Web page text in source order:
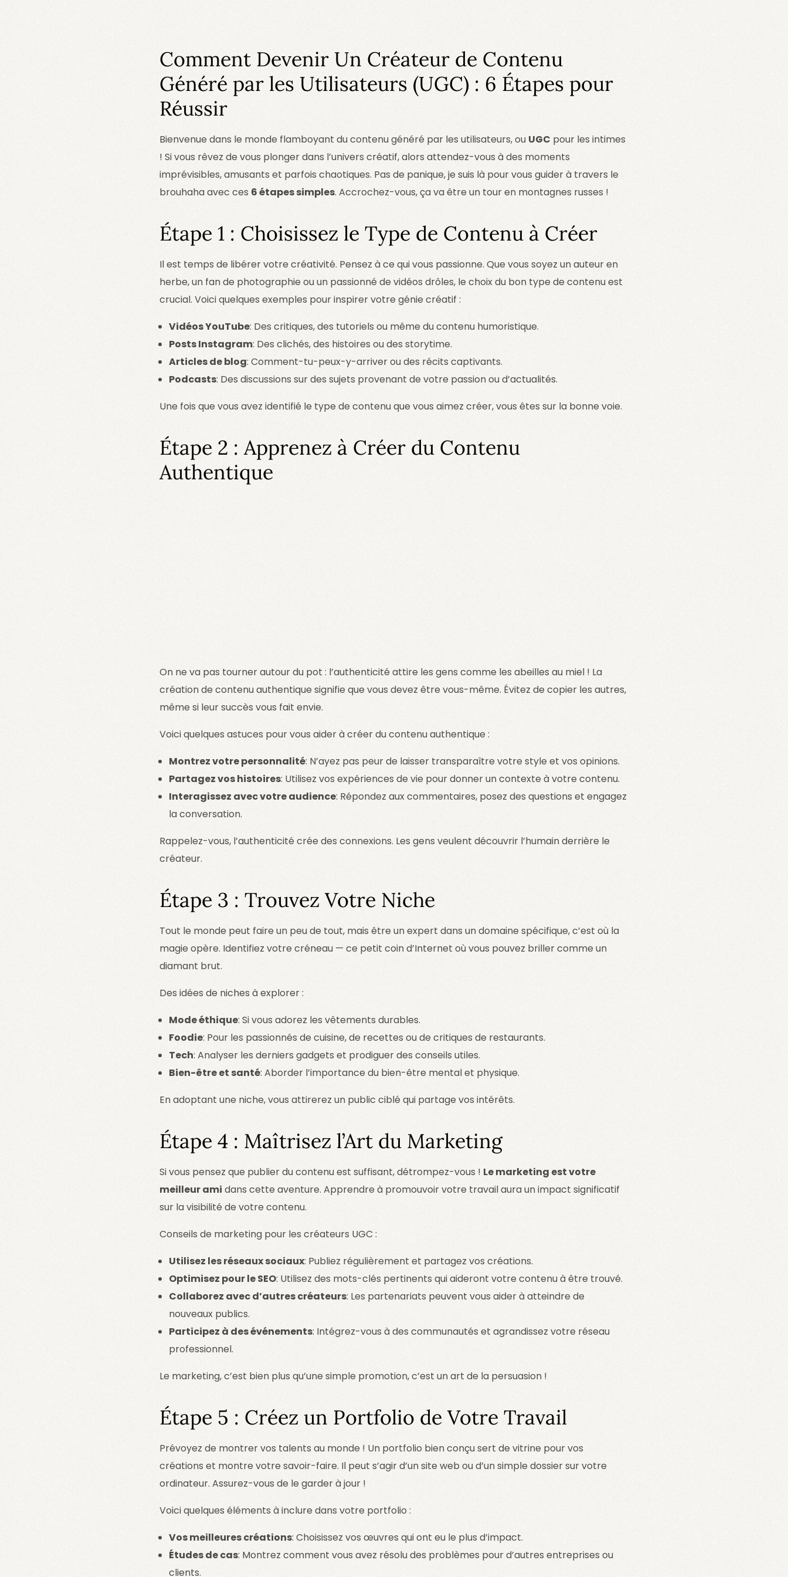
Comment Devenir Un Créateur de Contenu
Généré par les Utilisateurs (UGC) : 6 Étapes pour
Réussir
Bienvenue dans le monde flamboyant du contenu généré par les utilisateurs, ou UGC pour les intimes
! Si vous rêvez de vous plonger dans l’univers créatif, alors attendez-vous à des moments
imprévisibles, amusants et parfois chaotiques. Pas de panique, je suis là pour vous guider à travers le
brouhaha avec ces 6 étapes simples. Accrochez-vous, ça va être un tour en montagnes russes !
Étape 1 : Choisissez le Type de Contenu à Créer
Il est temps de libérer votre créativité. Pensez à ce qui vous passionne. Que vous soyez un auteur en
herbe, un fan de photographie ou un passionné de vidéos drôles, le choix du bon type de contenu est
crucial. Voici quelques exemples pour inspirer votre génie créatif :
Vidéos YouTube: Des critiques, des tutoriels ou même du contenu humoristique.
Posts Instagram: Des clichés, des histoires ou des storytime.
Articles de blog: Comment-tu-peux-y-arriver ou des récits captivants.
Podcasts: Des discussions sur des sujets provenant de votre passion ou d’actualités.
Une fois que vous avez identifié le type de contenu que vous aimez créer, vous êtes sur la bonne voie.
Étape 2 : Apprenez à Créer du Contenu
Authentique
On ne va pas tourner autour du pot : l’authenticité attire les gens comme les abeilles au miel ! La
création de contenu authentique signifie que vous devez être vous-même. Évitez de copier les autres,
même si leur succès vous fait envie.
Voici quelques astuces pour vous aider à créer du contenu authentique :
Montrez votre personnalité: N’ayez pas peur de laisser transparaître votre style et vos opinions.
Partagez vos histoires: Utilisez vos expériences de vie pour donner un contexte à votre contenu.
Interagissez avec votre audience: Répondez aux commentaires, posez des questions et engagez
la conversation.
Rappelez-vous, l’authenticité crée des connexions. Les gens veulent découvrir l’humain derrière le
créateur.
Étape 3 : Trouvez Votre Niche
Tout le monde peut faire un peu de tout, mais être un expert dans un domaine spécifique, c’est où la
magie opère. Identifiez votre créneau — ce petit coin d’Internet où vous pouvez briller comme un
diamant brut.
Des idées de niches à explorer :
Mode éthique: Si vous adorez les vêtements durables.
Foodie: Pour les passionnés de cuisine, de recettes ou de critiques de restaurants.
Tech: Analyser les derniers gadgets et prodiguer des conseils utiles.
Bien-être et santé: Aborder l’importance du bien-être mental et physique.
En adoptant une niche, vous attirerez un public ciblé qui partage vos intérêts.
Étape 4 : Maîtrisez l’Art du Marketing
Si vous pensez que publier du contenu est suffisant, détrompez-vous ! Le marketing est votre
meilleur ami dans cette aventure. Apprendre à promouvoir votre travail aura un impact significatif
sur la visibilité de votre contenu.
Conseils de marketing pour les créateurs UGC :
Utilisez les réseaux sociaux: Publiez régulièrement et partagez vos créations.
Optimisez pour le SEO: Utilisez des mots-clés pertinents qui aideront votre contenu à être trouvé.
Collaborez avec d’autres créateurs: Les partenariats peuvent vous aider à atteindre de
nouveaux publics.
Participez à des événements: Intégrez-vous à des communautés et agrandissez votre réseau
professionnel.
Le marketing, c’est bien plus qu’une simple promotion, c’est un art de la persuasion !
Étape 5 : Créez un Portfolio de Votre Travail
Prévoyez de montrer vos talents au monde ! Un portfolio bien conçu sert de vitrine pour vos
créations et montre votre savoir-faire. Il peut s’agir d’un site web ou d’un simple dossier sur votre
ordinateur. Assurez-vous de le garder à jour !
Voici quelques éléments à inclure dans votre portfolio :
Vos meilleures créations: Choisissez vos œuvres qui ont eu le plus d’impact.
Études de cas: Montrez comment vous avez résolu des problèmes pour d’autres entreprises ou
clients.